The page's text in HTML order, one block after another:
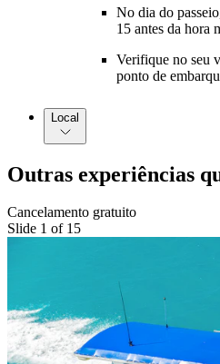
No dia do
15 antes da hora
Verifique no seu
ponto de
Local
Outras experiências
Cancelamento gratuito
Slide 1 of 15